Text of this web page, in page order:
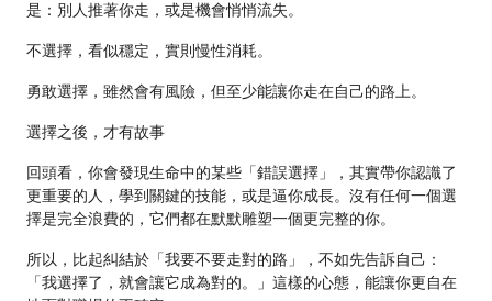
是：別人推著你走，或是機會悄悄流失。
不選擇，看似穩定，實則慢性消耗。
勇敢選擇，雖然會有風險，但至少能讓你走在自己的路上。
選擇之後，才有故事
回頭看，你會發現生命中的某些「錯誤選擇」，其實帶你認識了
更重要的人，學到關鍵的技能，或是逼你成長。沒有任何一個選
擇是完全浪費的，它們都在默默雕塑一個更完整的你。
所以，比起糾結於「我要不要走對的路」，不如先告訴自己：
「我選擇了，就會讓它成為對的。」這樣的心態，能讓你更自在